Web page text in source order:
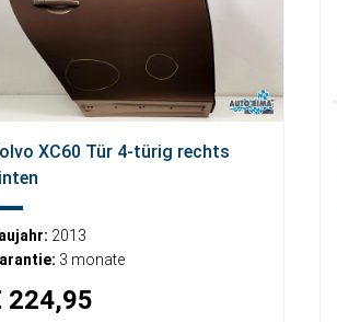
XC60 Tür 4-türig rechts
2013
3 monate
224,95